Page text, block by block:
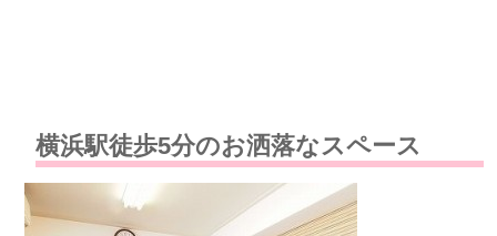
横浜駅徒歩5分のお洒落なスペース